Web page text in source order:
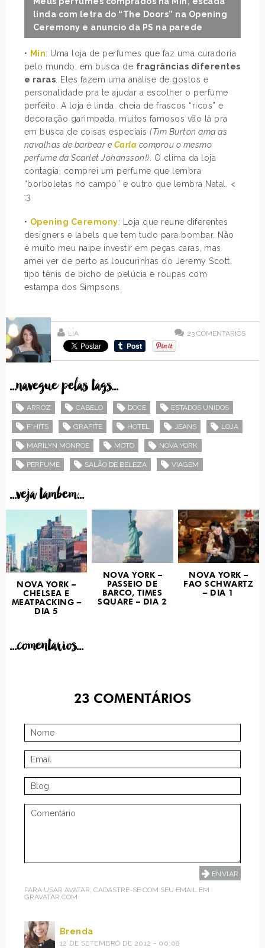
linda com letra do “The Doors” na Opening
Ceremony e anuncio da PS na parede
• Min: Uma loja de perfumes que faz uma curadoria
pelo mundo, em busca de fragrâncias diferentes
e raras. Eles fazem uma análise de gostos e
personalidade pra te ajudar a escolher o perfume
perfeito. A loja é linda, cheia de frascos “ricos” e
decoração garimpada, muitos famosos vão lá pra
em busca de coisas especiais(Tim Burton ama as
navalhas de barbear e Carla comprou o mesmo
perfume da Scarlet Johansson!). O clima da loja
contagia, comprei um perfume que lembra
“borboletas no campo” e outro que lembra Natal. <
;3
• Opening Ceremony: Loja que reune diferentes
designers e labels que tem tudo para bombar. Não
é muito meu naipe investir em peças caras, mas
amei ver de perto as loucurinhas do Jeremy Scott,
tipo tênis de bicho de pelúcia e roupas com
estampa dos Simpsons.
LIA 23 COMENTÁRIOS
...navegue pelas tags...
ARROZ CABELO DOCE ESTADOS UNIDOS
F*HITS GRAFITE HOTEL JEANS LOJA
MARILYN MONROE MOTO NOVA YORK
PERFUME SALÃO DE BELEZA VIAGEM
...veja tambem...
NOVA YORK –
CHELSEA E
MEATPACKING –
DIA 5
NOVA YORK –
PASSEIO DE
BARCO, TIMES
SQUARE – DIA 2
NOVA YORK –
FAO SCHWARTZ
– DIA 1
...comentarios...
23 COMENTÁRIOS
PARA USAR AVATAR, CADASTRE-SE COM SEU EMAIL EM
GRAVATAR.COM
Brenda
12 DE SETEMBRO DE 2012 - 00:08